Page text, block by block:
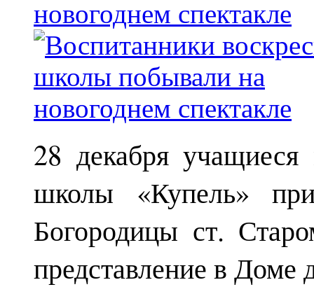
новогоднем спектакле
28 декабря
школы «Купель»
Богородицы ст.
представление в Доме